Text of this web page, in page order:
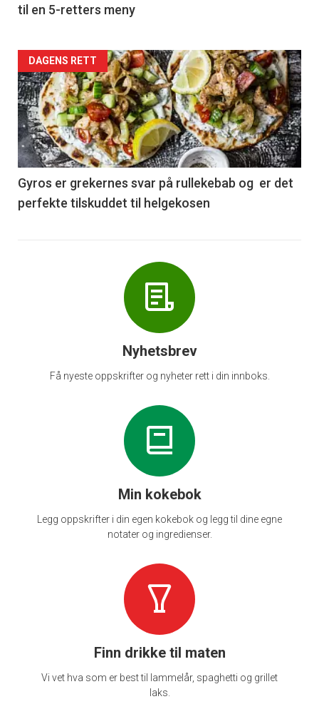
til en 5-retters meny
Forsiden
akkurat
nå
-
6
DAGENS RETT
Gyros er grekernes svar på rullekebab og er det
perfekte tilskuddet til helgekosen
Nyhetsbrev
Få nyeste oppskrifter og nyheter rett i din innboks.
Min kokebok
Legg oppskrifter i din egen kokebok og legg til dine egne
notater og ingredienser.
Finn drikke til maten
Vi vet hva som er best til lammelår, spaghetti og grillet
laks.